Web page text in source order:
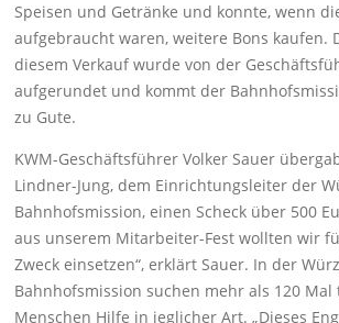
Speisen und Getränke und konnte, wenn
aufgebraucht waren, weitere Bons kaufen.
diesem Verkauf wurde von der
aufgerundet und kommt der
zu Gute.
KWM-Geschäftsführer Volker Sauer
Lindner-Jung, dem Einrichtungsleiter der
Bahnhofsmission, einen Scheck über 500
aus unserem Mitarbeiter-Fest wollten wir
Zweck einsetzen“, erklärt Sauer. In der
Bahnhofsmission suchen mehr als 120 Mal
Menschen Hilfe in jeglicher Art. „Dieses